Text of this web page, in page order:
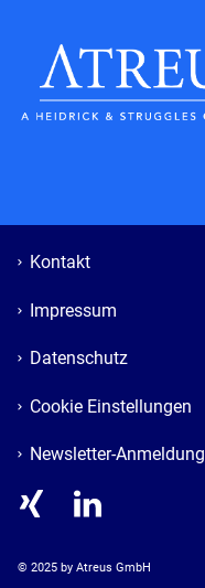
Kontakt
Impressum
Datenschutz
Cookie Einstellungen
Newsletter-Anmeldung
© 2025 by Atreus GmbH